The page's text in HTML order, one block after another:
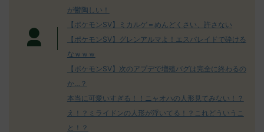
が鬱陶しい！
【ポケモンSV】ミカルゲ＝めんどくさい、許さない
【ポケモンSV】グレンアルマよ！エスバレイドで砕ける
なｗｗｗ
【ポケモンSV】次のアプデで増殖バグは完全に終わるの
か…？
本当に可愛いすぎる！！ニャオハの人形見てみない！？
え！？ミライドンの人形が浮いてる！？これどういうこ
と！？